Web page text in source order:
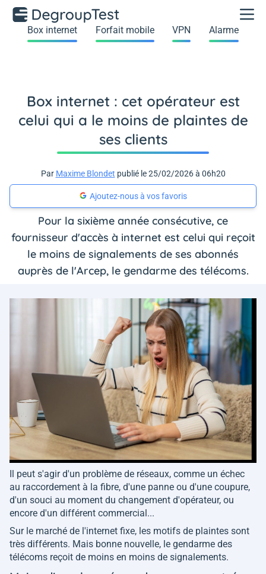
Box internet Forfait mobile VPN Alarme
Box internet : cet opérateur est
celui qui a le moins de plaintes de
ses clients
Par Maxime Blondet publié le 25/02/2026 à 06h20
Ajoutez-nous à vos favoris
Pour la sixième année consécutive, ce
fournisseur d'accès à internet est celui qui reçoit
le moins de signalements de ses abonnés
auprès de l'Arcep, le gendarme des télécoms.
Il peut s'agir d'un problème de réseaux, comme un échec
au raccordement à la fibre, d'une panne ou d'une coupure,
d'un souci au moment du changement d'opérateur, ou
encore d'un différent commercial...
Sur le marché de l'internet fixe, les motifs de plaintes sont
très différents. Mais bonne nouvelle, le gendarme des
télécoms reçoit de moins en moins de signalements.